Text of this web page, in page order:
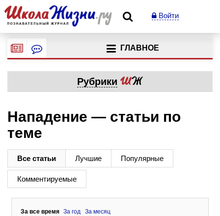
Войти
ГЛАВНОЕ
Рубрики
Нападение — статьи по
теме
Все статьи Лучшие Популярные
Комментируемые
За все время За год
За месяц